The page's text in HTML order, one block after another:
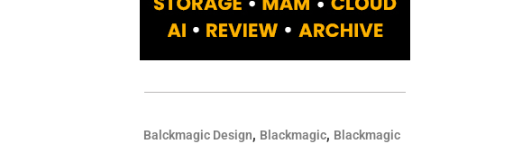
Balckmagic Design, Blackmagic, Blackmagic